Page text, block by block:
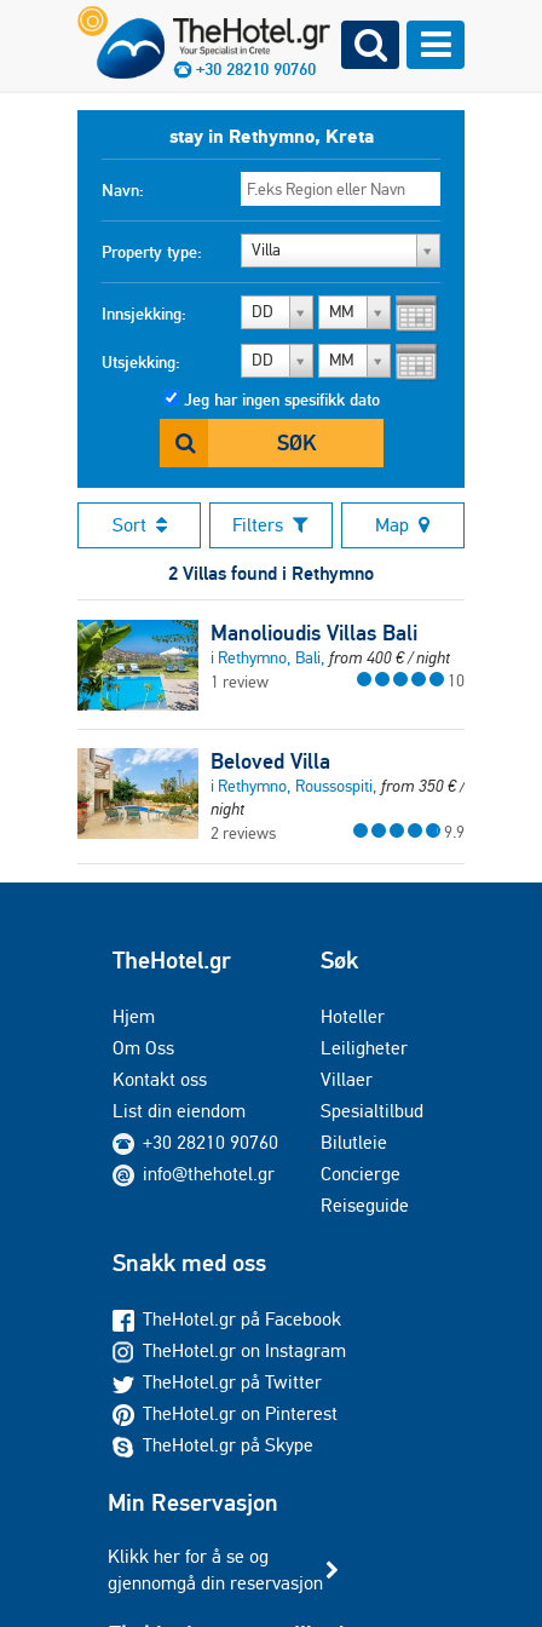
+30 28210 90760
stay in Rethymno, Kreta
Navn:
Property type: Villa
Innsjekking: DD MM
Utsjekking: DD MM
Jeg har ingen spesifikk dato
SØK
Sort Filters Map
2 Villas found i Rethymno
Manolioudis Villas Bali
i Rethymno, Bali, from 400€/ night
1 review
10
Beloved Villa
i Rethymno, Roussospiti, from 350€/
night
2 reviews
9.9
TheHotel.gr
Hjem
Om Oss
Kontakt oss
List din eiendom
+30 28210 90760
info@thehotel.gr
Søk
Hoteller
Leiligheter
Villaer
Spesialtilbud
Bilutleie
Concierge
Reiseguide
Snakk med oss
TheHotel.gr på Facebook
TheHotel.gr on Instagram
TheHotel.gr på Twitter
TheHotel.gr on Pinterest
TheHotel.gr på Skype
Min Reservasjon
Klikk her for å se og
gjennomgå din reservasjon